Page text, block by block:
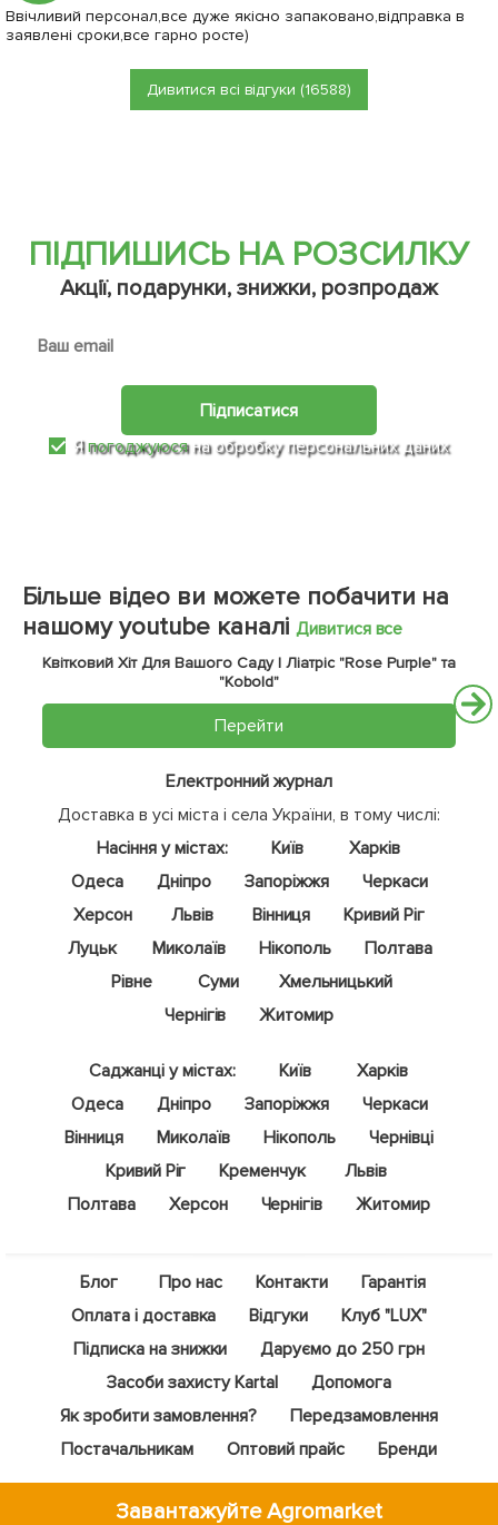
Ввічливий персонал,все дуже якісно запаковано,відправка в
заявлені сроки,все гарно росте)
Дивитися всі відгуки (16588)
ПІДПИШИСЬ НА РОЗСИЛКУ
Акції, подарунки, знижки, розпродаж
Підписатися
Япогоджуюсяна обробку персональних даних
Більше відео ви можете побачити на
нашому youtube каналі Дивитися все
Квітковий Хіт Для Вашого Саду | Ліатріс "Rose Purple" та
"Kobold"
Перейти
Електронний журнал
Доставка в усі міста і села України, в тому числі:
Насіння у містах:
Київ
Харків
Одеса
Дніпро Запоріжжя
Черкаси
Херсон
Львів Вінниця
Кривий Ріг
Луцьк
Миколаїв Нікополь
Полтава
Рівне
Суми
Хмельницький
Чернігів
Житомир
Саджанці у містах: Київ
Харків
Одеса
Дніпро Запоріжжя
Черкаси
Вінниця
Миколаїв Нікополь
Чернівці
Кривий Ріг
Кременчук
Львів
Полтава
Херсон Чернігів Житомир
Блог Про нас Контакти
Гарантія
Оплата і доставка
Відгуки
Клуб "LUX"
Підписка на знижки
Даруємо до 250 грн
Засоби захисту Kartal
Допомога
Як зробити замовлення?
Передзамовлення
Постачальникам
Оптовий прайс Бренди
Завантажуйте Agromarket